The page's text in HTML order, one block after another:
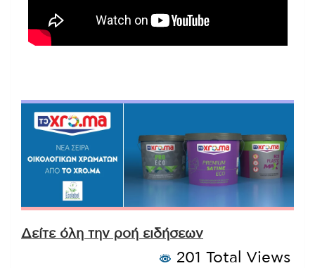
Δείτε όλη την ροή ειδήσεων
201 Total Views